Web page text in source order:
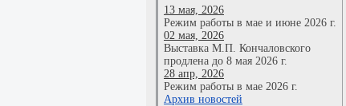
13 мая, 2026
Режим работы в мае и июне 2026 г.
02 мая, 2026
Выставка М.П. Кончаловского
продлена до 8 мая 2026 г.
28 апр, 2026
Режим работы в мае 2026 г.
Архив новостей